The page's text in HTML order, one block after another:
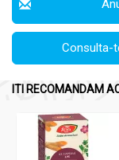
Consulta-
ITI RECOMANDAM